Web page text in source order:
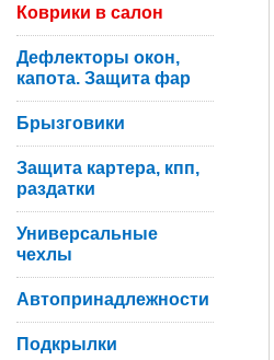
Коврики в салон
Дефлекторы окон,
капота. Защита фар
Брызговики
Защита картера, кпп,
раздатки
Универсальные
чехлы
Автопринадлежности
Подкрылки